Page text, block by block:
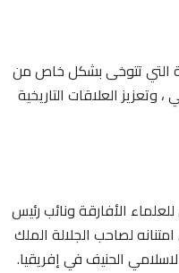
التي تتوخى بشكل خاص من
العلاقات التاريخية
الأفارقة ونائب رئيس
لصاحب الجلالة الملك
الحنيف في إفريقيا.